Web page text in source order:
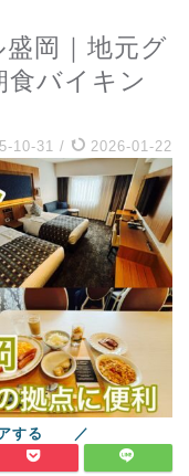
盛岡｜地元グ
食バイキン
10-31 / 2026-01-22